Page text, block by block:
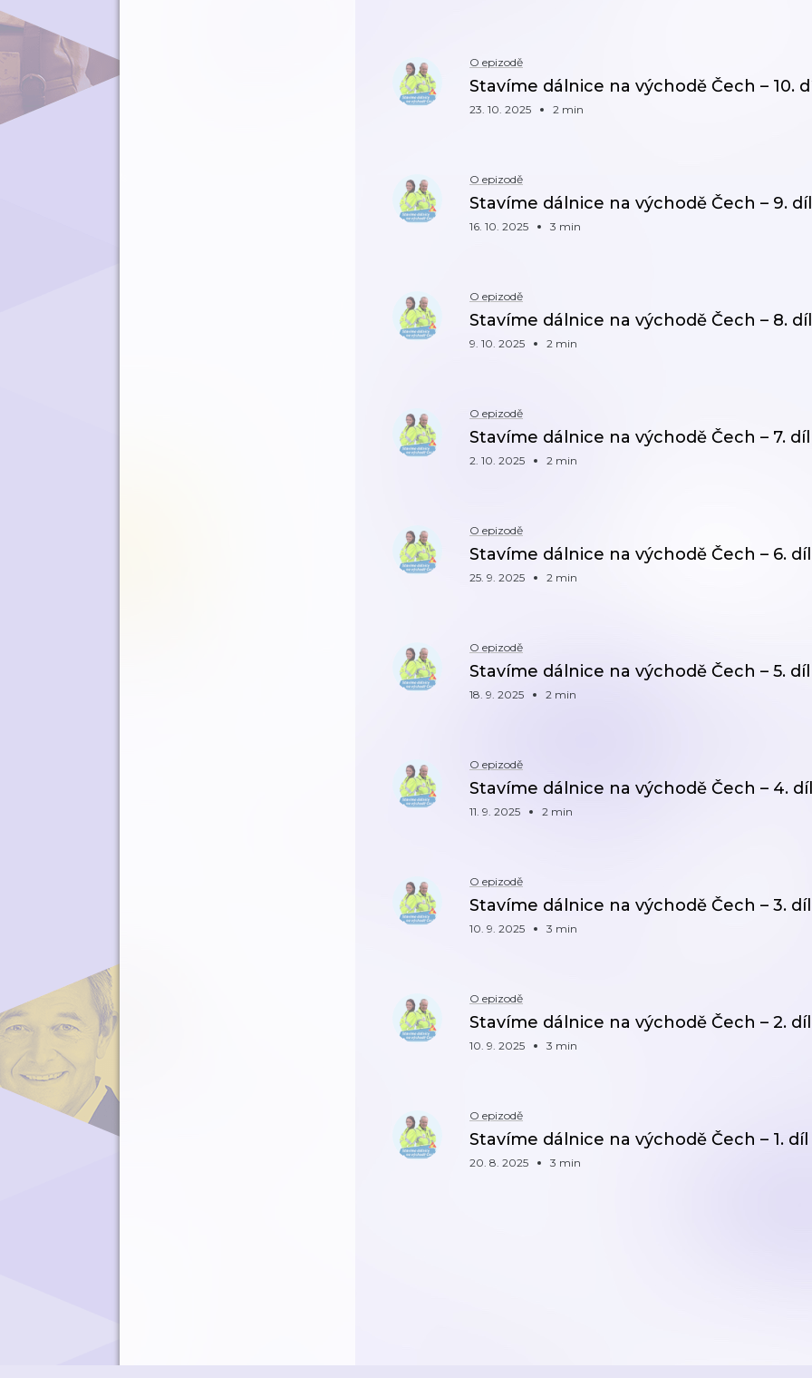
O epizodě
Stavíme dálnice na východě Čech – 10.
23. 10. 2025 2 min
O epizodě
Stavíme dálnice na východě Čech – 9. díl
16. 10. 2025 3 min
O epizodě
Stavíme dálnice na východě Čech – 8. díl
9. 10. 2025 2 min
O epizodě
Stavíme dálnice na východě Čech – 7. díl
2. 10. 2025 2 min
O epizodě
Stavíme dálnice na východě Čech – 6. díl
25. 9. 2025 2 min
O epizodě
Stavíme dálnice na východě Čech – 5. díl
18. 9. 2025 2 min
O epizodě
Stavíme dálnice na východě Čech – 4.
11. 9. 2025 2 min
O epizodě
Stavíme dálnice na východě Čech – 3.
10. 9. 2025 3 min
O epizodě
Stavíme dálnice na východě Čech – 2.
10. 9. 2025 3 min
O epizodě
Stavíme dálnice na východě Čech – 1.
20. 8. 2025 3 min